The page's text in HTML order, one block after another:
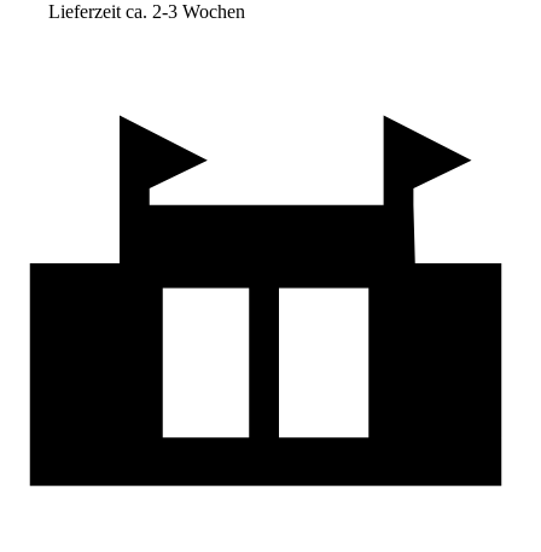
Lieferzeit ca. 2-3 Wochen